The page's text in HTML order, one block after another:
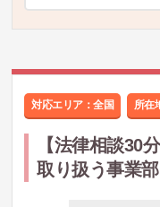
対応エリア：全国 所在
【法律相談30
取り扱う事業